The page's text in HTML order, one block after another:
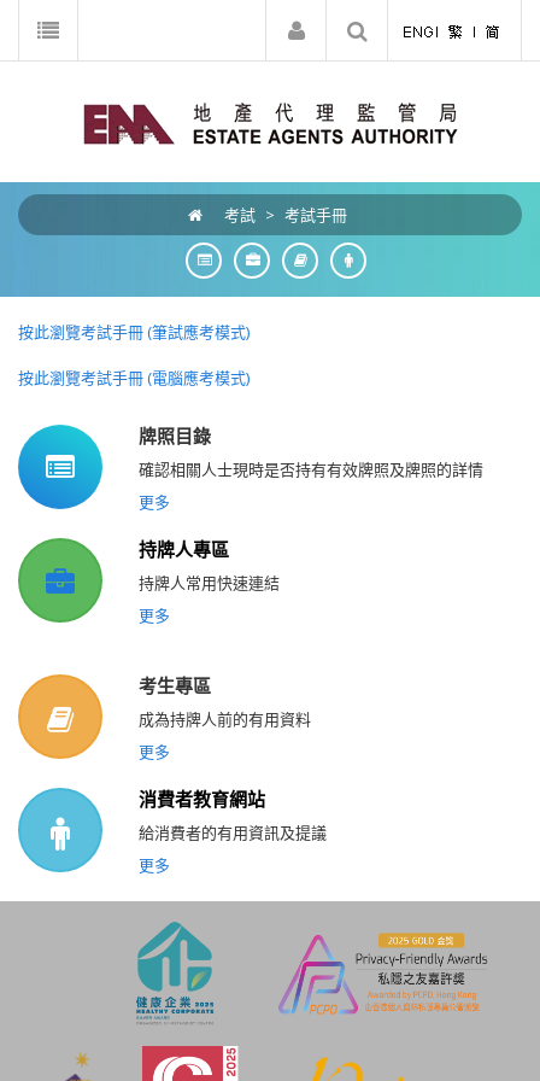
考試 > 考試手冊
按此瀏覽考試手冊 (筆試應考模式)
按此瀏覽考試手冊 (電腦應考模式)
牌照目錄
確認相關人士現時是否持有有效牌照及牌照的詳情
更多
持牌人專區
持牌人常用快速連結
更多
考生專區
成為持牌人前的有用資料
更多
消費者教育網站
給消費者的有用資訊及提議
更多